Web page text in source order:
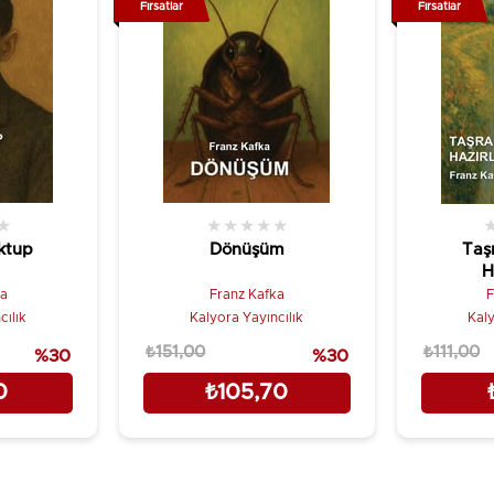
%30
Dönüşüm
★ ★ ★ ★ ★
Franz Kafka
Kalyora Yayıncılık
₺105,70
₺151,00 %30
Fırsatlar
₺111,00
Fırsatlar